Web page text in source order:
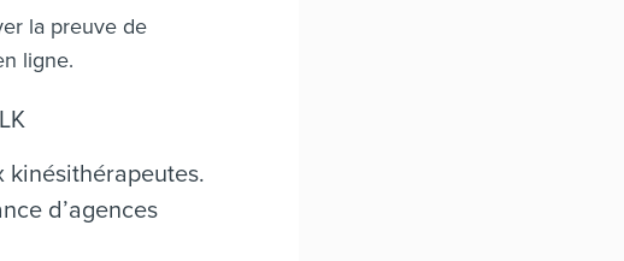
la preuve de
ligne.
kinésithérapeutes.
d’agences